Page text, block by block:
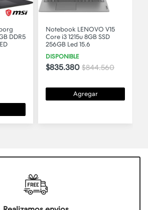
V15
SSD
Notebook MSi Cyborg 15
B2RW Core 7 240H 16GB
DDR5 Ssd512 RTX5060 8G
DISPONIBLE